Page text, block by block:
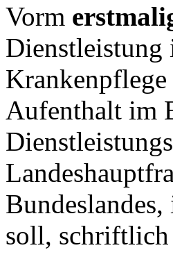
Vorm
Dienstleistung
Krankenpflege
Aufenthalt im
soll, schriftlich